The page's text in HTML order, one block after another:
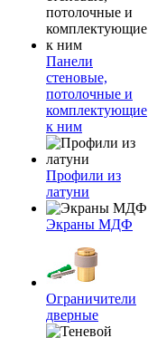
Панели
стеновые,
потолочные и
комплектующие
к ним
Профили из
латуни
Экраны МДФ
Ограничители
дверные